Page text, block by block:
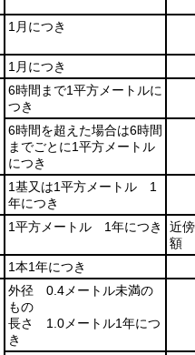
1月につき
1月につき
6時間まで1平方メートルに
つき
6時間を超えた場合は6時間
までごとに1平方メートル
につき
1基又は1平方メートル 1
年につき
1平方メートル 1年につき
近
額
1本1年につき
外径 0.4メートル未満の
もの
長さ 1.0メートル1年につ
き